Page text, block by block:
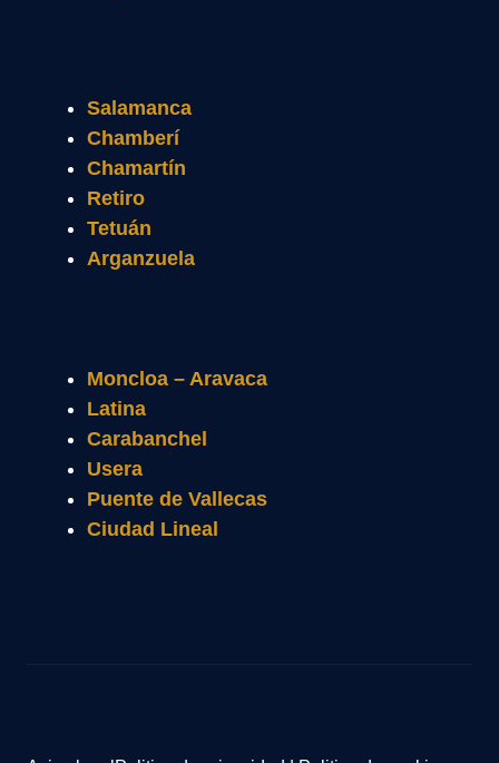
Salamanca
Chamberí
Chamartín
Retiro
Tetuán
Arganzuela
Moncloa – Aravaca
Latina
Carabanchel
Usera
Puente de Vallecas
Ciudad Lineal